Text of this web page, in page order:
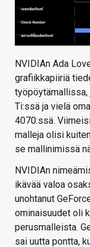
HAKU
NVIDIAn Ada
grafiikkapiiriä
työpöytämallissa,
Ti:ssä ja vielä
4070:ssä.
malleja olisi
se mallinimissä
NVIDIAn
ikävää valoa
unohtanut
ominaisuudet oli
perusmalleista.
sai uutta pontta,